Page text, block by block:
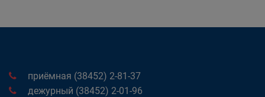
приёмная (38452) 2-81-37
дежурный (38452) 2-01-96